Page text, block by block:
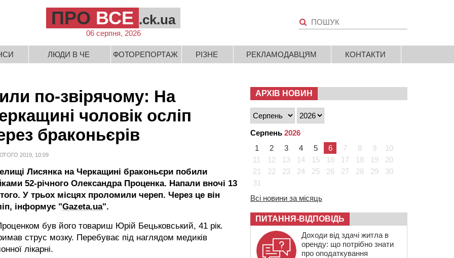
ПРО ВСЕ .ck.ua
06 серпня, 2026
ЛЮДИ В ЧЕ ФОТОРЕПОРТАЖ РІЗНЕ РЕКЛАМОДАВЦЯМ КОНТАКТИ
по-звірячому: На
чоловік осліп
браконьєрів
2019, 10:09
Лисянка на Черкащині брако­ньєри побили
52-річного Олександра Проценка. Напали вночі 13
У трьох місцях проломили череп. Через це він
інформує "Gazeta.ua".
був його товариш Юрій Бецьковський, 41 рік.
струс мозку. Перебуває під наглядом медиків
лікарні.
АРХІВ НОВИН
Серпень 2026
1
2 3 4 5 6 7 8 9
10
11
12 13 14 15 16 17 18 19
20
21
22 23 24 25 26 27 28 29
30
31
Всі новини за місяць
ПИТАННЯ-ВІДПОВІДЬ
Доходи від здачі житла в
оренду: що потрібно знати
про оподаткування